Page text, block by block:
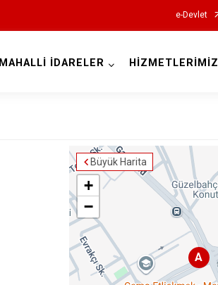
e-Devlet
Ahırlı
Altınekin
Beyşehir
MAHALLİ İDARELER HİZMETLERİMİZ
Büyük Harita
A
+
−